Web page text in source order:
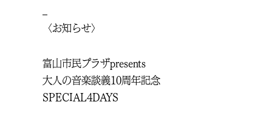
–
〈お知らせ〉
富山市民プラザpresents
大人の音楽談義10周年記念
SPECIAL4DAYS